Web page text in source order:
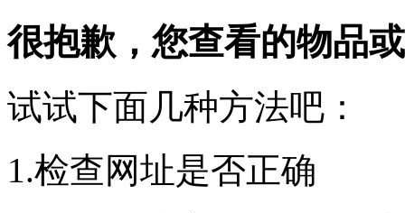
很抱歉，您查看的物品
试试下面几种方法吧：
1.检查网址是否正确